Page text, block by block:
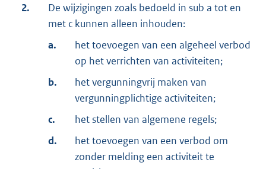
2.
De wijzigingen zoals bedoeld in sub a tot en
met c kunnen alleen inhouden:
a.
het toevoegen van een algeheel verbod
op het verrichten van activiteiten;
b.
het vergunningvrij maken van
vergunningplichtige activiteiten;
c.
het stellen van algemene regels;
d.
het toevoegen van een verbod om
zonder melding een activiteit te